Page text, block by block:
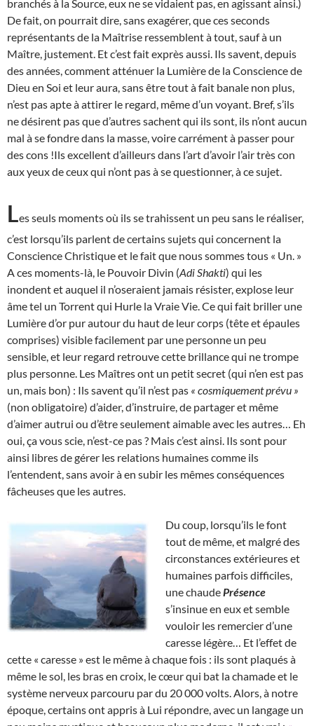
branchés à la Source, eux ne se vidaient pas, en agissant ainsi.)
De fait, on pourrait dire, sans exagérer, que ces seconds
représentants de la Maîtrise ressemblent à tout, sauf à un
Maître, justement. Et c’est fait exprès aussi. Ils savent, depuis
des années, comment atténuer la Lumière de la Conscience de
Dieu en Soi et leur aura, sans être tout à fait banale non plus,
n’est pas apte à attirer le regard, même d’un voyant. Bref, s’ils
ne désirent pas que d’autres sachent qui ils sont, ils n’ont aucun
mal à se fondre dans la masse, voire carrément à passer pour
des cons !Ils excellent d’ailleurs dans l’art d’avoir l’air très con
aux yeux de ceux qui n’ont pas à se questionner, à ce sujet.
Les seuls moments où ils se trahissent un peu sans le réaliser,
c’est lorsqu’ils parlent de certains sujets qui concernent la
Conscience Christique et le fait que nous sommes tous « Un. »
A ces moments-là, le Pouvoir Divin (Adi Shakti) qui les
inondent et auquel il n’oseraient jamais résister, explose leur
âme tel un Torrent qui Hurle la Vraie Vie. Ce qui fait briller une
Lumière d’or pur autour du haut de leur corps (tête et épaules
comprises) visible facilement par une personne un peu
sensible, et leur regard retrouve cette brillance qui ne trompe
plus personne. Les Maîtres ont un petit secret (qui n’en est pas
un, mais bon) : Ils savent qu’il n’est pas « cosmiquement prévu »
(non obligatoire) d’aider, d’instruire, de partager et même
d’aimer autrui ou d’être seulement aimable avec les autres… Eh
oui, ça vous scie, n’est-ce pas ? Mais c’est ainsi. Ils sont pour
ainsi libres de gérer les relations humaines comme ils
l’entendent, sans avoir à en subir les mêmes conséquences
fâcheuses que les autres.
Du coup, lorsqu’ils le font
tout de même, et malgré des
circonstances extérieures et
humaines parfois difficiles,
une chaude Présence
s’insinue en eux et semble
vouloir les remercier d’une
caresse légère… Et l’effet de
cette « caresse » est le même à chaque fois : ils sont plaqués à
même le sol, les bras en croix, le cœur qui bat la chamade et le
système nerveux parcouru par du 20 000 volts. Alors, à notre
époque, certains ont appris à Lui répondre, avec un langage un